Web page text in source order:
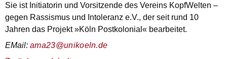
Sie ist Initiatorin und Vorsitzende des Vereins KopfWelten –
gegen Rassismus und Intoleranz e.V., der seit rund 10
Jahren das Projekt »Köln Postkolonial« bearbeitet.
E­Mail: ama23@uni­koeln.de